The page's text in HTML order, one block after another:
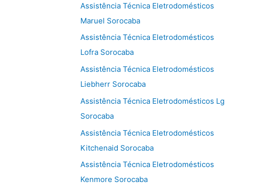
Assistência Técnica Eletrodomésticos
Maruel Sorocaba
Assistência Técnica Eletrodomésticos
Lofra Sorocaba
Assistência Técnica Eletrodomésticos
Liebherr Sorocaba
Assistência Técnica Eletrodomésticos Lg
Sorocaba
Assistência Técnica Eletrodomésticos
Kitchenaid Sorocaba
Assistência Técnica Eletrodomésticos
Kenmore Sorocaba